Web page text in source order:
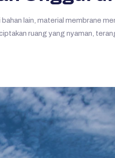
lain, material membrane
ruang yang nyaman,